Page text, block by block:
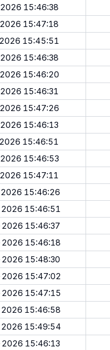
15:46:38
15:47:18
15:45:51
15:46:38
15:46:20
15:46:31
15:47:26
15:46:13
15:46:51
15:46:53
15:47:11
15:46:26
15:46:51
15:46:37
15:46:18
15:48:30
15:47:02
15:47:15
15:46:58
15:49:54
15:46:13